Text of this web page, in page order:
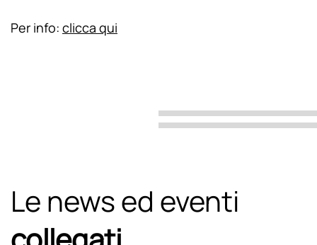
Per info: clicca qui
Le news ed eventi